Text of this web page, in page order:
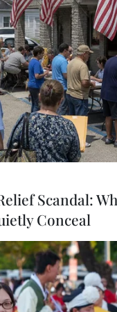
chất là một
Tiến sỹ
bị lạnh hơn. (Nguồn:
Đông không
Scandal:
Conceal